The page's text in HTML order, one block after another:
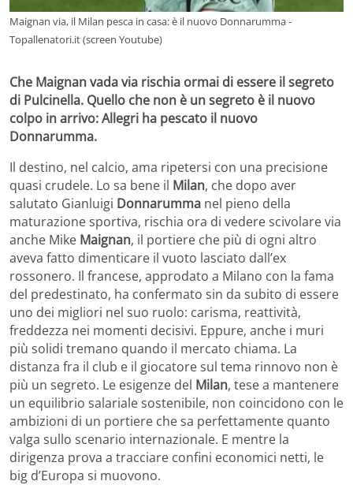
Maignan via, il Milan pesca in casa: è il nuovo Donnarumma -
Topallenatori.it (screen Youtube)
Che Maignan vada via rischia ormai di essere il segreto
di Pulcinella. Quello che non è un segreto è il nuovo
colpo in arrivo: Allegri ha pescato il nuovo
Donnarumma.
Il destino, nel calcio, ama ripetersi con una precisione
quasi crudele. Lo sa bene il Milan, che dopo aver
salutato Gianluigi Donnarumma nel pieno della
maturazione sportiva, rischia ora di vedere scivolare via
anche Mike Maignan, il portiere che più di ogni altro
aveva fatto dimenticare il vuoto lasciato dall’ex
rossonero. Il francese, approdato a Milano con la fama
del predestinato, ha confermato sin da subito di essere
uno dei migliori nel suo ruolo: carisma, reattività,
freddezza nei momenti decisivi. Eppure, anche i muri
più solidi tremano quando il mercato chiama. La
distanza fra il club e il giocatore sul tema rinnovo non è
più un segreto. Le esigenze del Milan, tese a mantenere
un equilibrio salariale sostenibile, non coincidono con le
ambizioni di un portiere che sa perfettamente quanto
valga sullo scenario internazionale. E mentre la
dirigenza prova a tracciare confini economici netti, le
big d’Europa si muovono.